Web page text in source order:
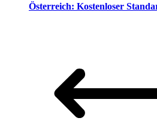
Österreich: Kostenloser